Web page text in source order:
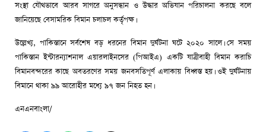
সংস্থা যৌথভাবে আরব সাগরে অনুসন্ধান ও উদ্ধার অভিযান পরিচালনা করছে বলে
জানিয়েছে বেসামরিক বিমান চলাচল কর্তৃপক্ষ।
উল্লেখ্য, পাকিস্তানে সর্বশেষ বড় ধরনের বিমান দুর্ঘটনা ঘটে ২০২০ সালে। সে সময়
পাকিস্তান ইন্টারন্যাশনাল এয়ারলাইনসের (পিআইএ) একটি যাত্রীবাহী বিমান করাচি
বিমানবন্দরের কাছে অবতরণের সময় জনবসতিপূর্ণ এলাকায় বিধ্বস্ত হয়। ওই দুর্ঘটনায়
বিমানে থাকা ৯৯ আরোহীর মধ্যে ৯৭ জন নিহত হন।
এনএনবাংলা/